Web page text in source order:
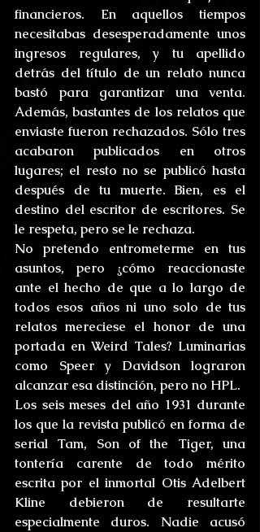
financieros. En aquellos tiempos
necesitabas desesperadamente unos
ingresos regulares, y tu apellido
detrás del título de un relato nunca
bastó para garantizar una venta.
Además, bastantes de los relatos que
enviaste fueron rechazados. Sólo tres
acabaron publicados en otros
lugares; el resto no se publicó hasta
después de tu muerte. Bien, es el
destino del escritor de escritores. Se
le respeta, pero se le rechaza.
No pretendo entrometerme en tus
asuntos, pero ¿cómo reaccionaste
ante el hecho de que a lo largo de
todos esos años ni uno solo de tus
relatos mereciese el honor de una
portada en Weird Tales? Luminarias
como Speer y Davidson lograron
alcanzar esa distinción, pero no HPL.
Los seis meses del año 1931 durante
los que la revista publicó en forma de
serial Tam, Son of the Tiger, una
tontería carente de todo mérito
escrita por el inmortal Otis Adelbert
Kline debieron de resultarte
especialmente duros. Nadie acusó